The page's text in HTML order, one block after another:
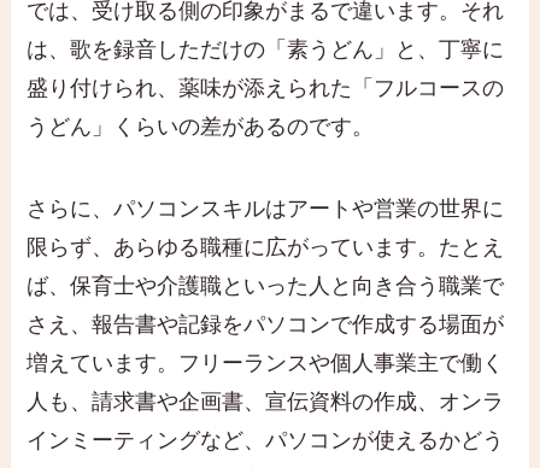
では、受け取る側の印象がまるで違います。それ
は、歌を録音しただけの「素うどん」と、丁寧に
盛り付けられ、薬味が添えられた「フルコースの
うどん」くらいの差があるのです。
さらに、パソコンスキルはアートや営業の世界に
限らず、あらゆる職種に広がっています。たとえ
ば、保育士や介護職といった人と向き合う職業で
さえ、報告書や記録をパソコンで作成する場面が
増えています。フリーランスや個人事業主で働く
人も、請求書や企画書、宣伝資料の作成、オンラ
インミーティングなど、パソコンが使えるかどう